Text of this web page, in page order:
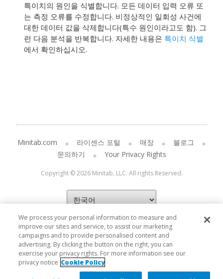
특이치의 원인을 식별합니다. 모든 데이터 입력 오류 또
는 측정 오류를 수정합니다. 비정상적인 일회성 사건에
대한 데이터 값을 삭제합니다(특수 원인이라고도 함). 그
런 다음 분석을 반복합니다. 자세한 내용은 특이치 식별
에서 확인하십시오.
Minitab.com 라이센스 포털 매장
블로그
문의하기
Your Privacy Rights
Copyright © 2026 Minitab, LLC. All rights Reserved.
We process your personal information to measure and
improve our sites and service, to assist our marketing
campaigns and to provide personalised content and
advertising. By clicking the button on the right, you can
exercise your privacy rights. For more information see our
privacy notice Cookie Policy